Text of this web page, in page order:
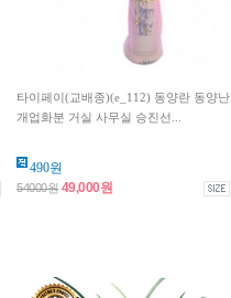
타이페이(교배종)(e_112) 동양란 동양난
개업화분 거실 사무실 승진선...
490원
54000원 49,000원